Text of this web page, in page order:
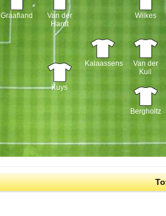
Graafland
Van der
Hardt
Kuys
Kalaassens
Wilkes
Van der
Kuil
Bergholtz